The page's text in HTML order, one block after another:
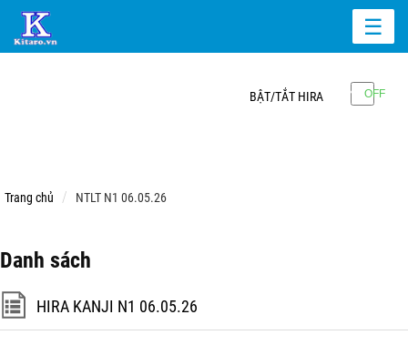
☰
BẬT/TẮT HIRA
Trang chủ NTLT N1 06.05.26
Danh sách
HIRA KANJI N1 06.05.26